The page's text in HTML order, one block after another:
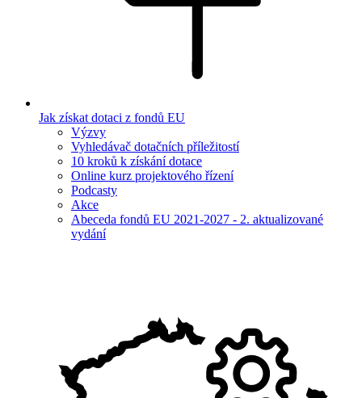
Jak získat dotaci z fondů EU
Výzvy
Vyhledávač dotačních příležitostí
10 kroků k získání dotace
Online kurz projektového řízení
Podcasty
Akce
Abeceda fondů EU 2021-2027 - 2. aktualizované
vydání